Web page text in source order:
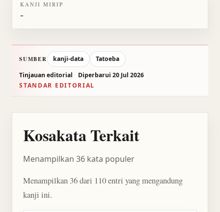
KANJI MIRIP
-
SUMBER kanji-data
Tatoeba
Tinjauan editorial
Diperbarui 20 Jul 2026
STANDAR EDITORIAL
Kosakata Terkait
Menampilkan 36 kata populer
Menampilkan 36 dari 110 entri yang mengandung
kanji ini.